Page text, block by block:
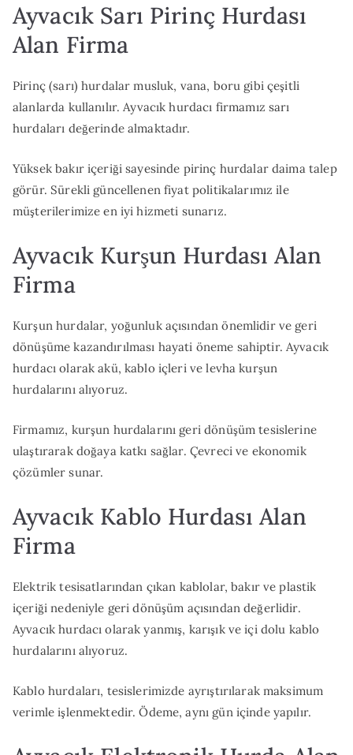
Ayvacık Sarı Pirinç Hurdası
Alan Firma
Pirinç (sarı) hurdalar musluk, vana, boru gibi çeşitli
alanlarda kullanılır. Ayvacık hurdacı firmamız sarı
hurdaları değerinde almaktadır.
Yüksek bakır içeriği sayesinde pirinç hurdalar daima talep
görür. Sürekli güncellenen fiyat politikalarımız ile
müşterilerimize en iyi hizmeti sunarız.
Ayvacık Kurşun Hurdası Alan
Firma
Kurşun hurdalar, yoğunluk açısından önemlidir ve geri
dönüşüme kazandırılması hayati öneme sahiptir. Ayvacık
hurdacı olarak akü, kablo içleri ve levha kurşun
hurdalarını alıyoruz.
Firmamız, kurşun hurdalarını geri dönüşüm tesislerine
ulaştırarak doğaya katkı sağlar. Çevreci ve ekonomik
çözümler sunar.
Ayvacık Kablo Hurdası Alan
Firma
Elektrik tesisatlarından çıkan kablolar, bakır ve plastik
içeriği nedeniyle geri dönüşüm açısından değerlidir.
Ayvacık hurdacı olarak yanmış, karışık ve içi dolu kablo
hurdalarını alıyoruz.
Kablo hurdaları, tesislerimizde ayrıştırılarak maksimum
verimle işlenmektedir. Ödeme, aynı gün içinde yapılır.